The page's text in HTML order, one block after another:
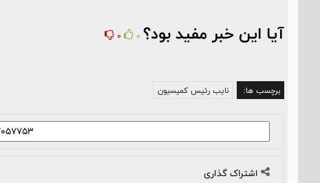
آیا این خبر مفید بود؟ 0
0
برچسب ها: نایب رئیس کمیسیون
اشتراک گذاری